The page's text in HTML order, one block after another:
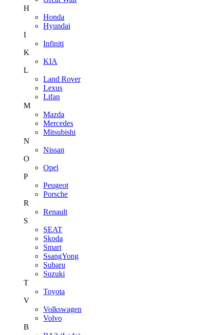
H
Honda
Hyundai
I
Infiniti
K
KIA
L
Land Rover
Lexus
Lifan
M
Mazda
Mercedes
Mitsubishi
N
Nissan
O
Opel
P
Peugeot
Porsche
R
Renault
S
SEAT
Skoda
Smart
SsangYong
Subaru
Suzuki
T
Toyota
V
Volkswagen
Volvo
В